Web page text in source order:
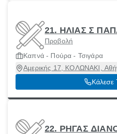
21. ΗΛΙΑΣ Σ
Προβολή
Καπνά - Πούρα - Τσιγάρα
Αμερικής 17, ΚΟΛΩΝΑΚΙ,
22. ΡΗΓΑΣ